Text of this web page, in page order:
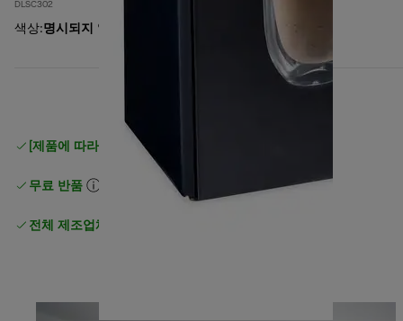
DLSC302
색상:명시되지 않음
[제품에 따라 무료 배송]
무료 반품
전체 제조업체 보증